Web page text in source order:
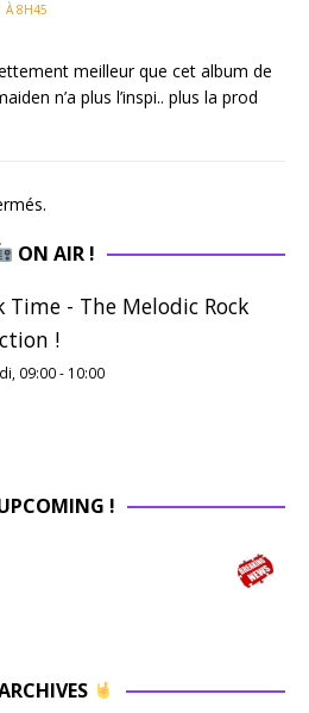
À 8H45
meilleur que cet album de
n’a plus l’inspi.. plus la prod
ON AIR !
Time - The Melodic Rock
!
09:00- 10:00
!